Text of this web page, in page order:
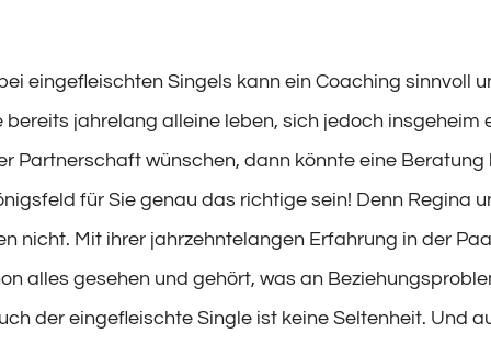
eingefleischten Singels kann ein Coaching sinnvoll
bereits jahrelang alleine leben, sich jedoch insgeheim
Partnerschaft wünschen, dann könnte eine Beratung
für Sie genau das richtige sein! Denn Regina
nicht. Mit ihrer jahrzehntelangen Erfahrung in der
alles gesehen und gehört, was an
der eingefleischte Single ist keine Seltenheit. Und